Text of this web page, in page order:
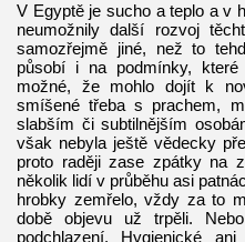
V Egyptě je sucho a teplo a v
neumožnily další rozvoj
samozřejmě jiné, než to
působí i na podmínky,
možné, že mohlo dojít k
smíšené třeba s prachem,
slabším či subtilnějším
však nebyla ještě vědecky
proto raději zase zpátky na
několik lidí v průběhu asi
hrobky zemřelo, vždy za to
době objevu už trpěli.
podchlazení. Hygienické